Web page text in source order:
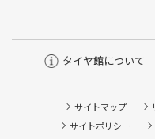
タイヤ館について
サイトマップ
サイトポリシー